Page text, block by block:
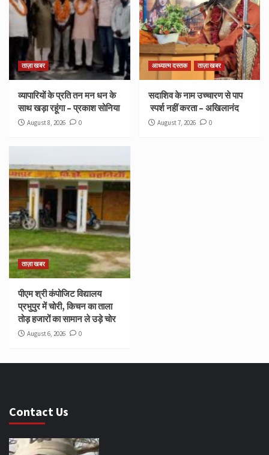
ताज़ा खबर
व्यापारियों के प्रति तन मन धन के
साथ खड़ा रहूंगा – प्रकाश सोनिया
August 8, 2026 0
आध्यात्म दस्तक ताज़ा खबर
सदाशिव के नाम उच्चारण से पाप
स्पर्श नहीं करता – अखिलानंद
August 7, 2026 0
ताज़ा खबर
पीएम श्री कंपोजिट विद्यालय
प्रभुपुर में चोरी, किचन का ताला
तोड़ हजारों का सामान ले उड़े चोर
August 6, 2026 0
Contact Us